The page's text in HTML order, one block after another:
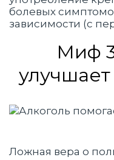
болевых
зависимости (с
Миф
Ложная вера о